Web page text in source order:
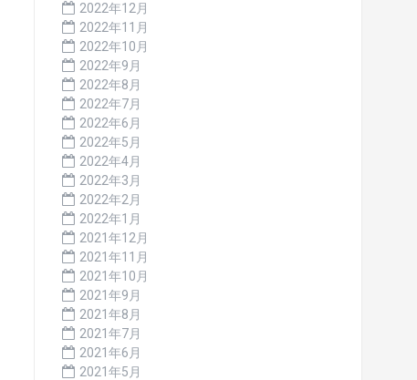
2022年12月
2022年11月
2022年10月
2022年9月
2022年8月
2022年7月
2022年6月
2022年5月
2022年4月
2022年3月
2022年2月
2022年1月
2021年12月
2021年11月
2021年10月
2021年9月
2021年8月
2021年7月
2021年6月
2021年5月